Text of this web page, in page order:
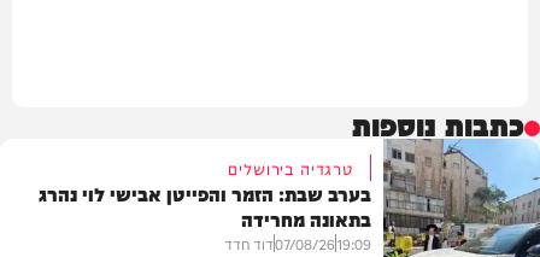
כתבות נוספות
טרגדיה בירושלים
בערב שבת: הזמר והפייטן אבישי לוי נהרג
בתאונה מחרידה
19:09
07/08/26דוד חדד